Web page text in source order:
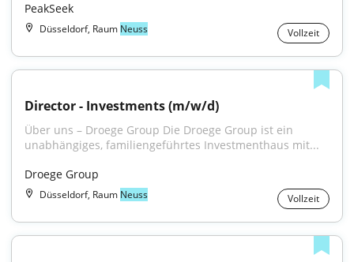
PeakSeek
Düsseldorf, Raum Neuss Vollzeit
Director - Investments (m/w/d)
Über uns – Droege Group Die Droege Group ist ein
unabhängiges, familiengeführtes Investmenthaus mit...
Droege Group
Düsseldorf, Raum Neuss Vollzeit